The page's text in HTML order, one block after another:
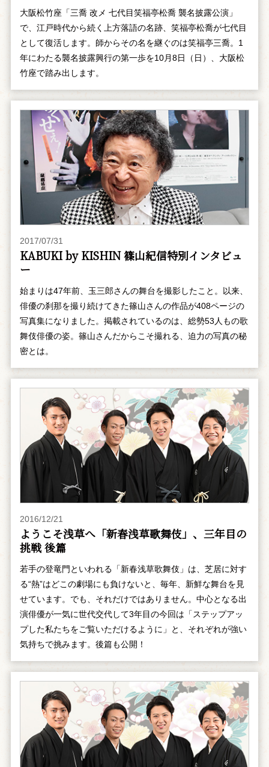
大阪松竹座「三喬 改メ 七代目笑福亭松喬 襲名披露公演」
で、江戸時代から続く上方落語の名跡、笑福亭松喬が七代目
として復活します。師からその名を継ぐのは笑福亭三喬。1
年にわたる襲名披露興行の第一歩を10月8日（日）、大阪松
竹座で踏み出します。
2017/07/31
KABUKI by KISHIN 篠山紀信特別インタビュ
ー
始まりは47年前、玉三郎さんの舞台を撮影したこと。以来、
俳優の刹那を撮り続けてきた篠山さんの作品が408ページの
写真集になりました。掲載されているのは、総勢53人もの歌
舞伎俳優の姿。篠山さんだからこそ撮れる、迫力の写真の秘
密とは。
2016/12/21
ようこそ浅草へ「新春浅草歌舞伎」、三年目の
挑戦 後篇
若手の登竜門といわれる「新春浅草歌舞伎」は、芝居に対す
る“熱”はどこの劇場にも負けないと、毎年、新鮮な舞台を見
せています。でも、それだけではありません。中心となる出
演俳優が一気に世代交代して3年目の今回は「ステップアッ
プした私たちをご覧いただけるように」と、それぞれが強い
気持ちで挑みます。後篇も公開！